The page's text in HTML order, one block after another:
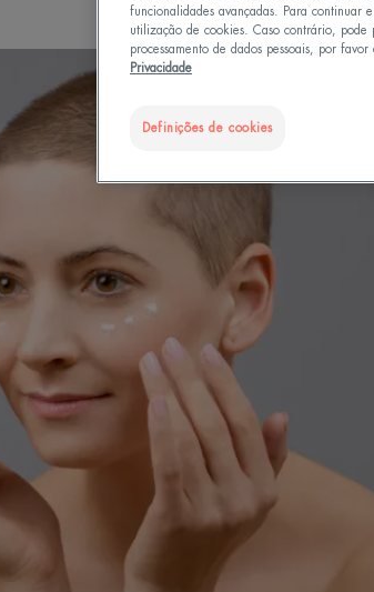
funcionalidades avançadas. Para continuar
utilização de cookies. Caso contrário,
processamento de dados pessoais, por
Privacidade
Definições de cookies